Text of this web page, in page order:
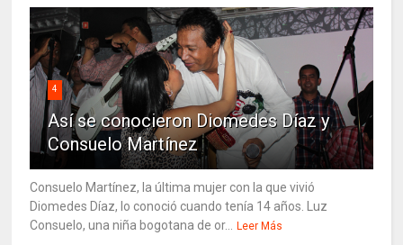
4
Así se conocieron Diomedes Díaz y
Consuelo Martínez
Consuelo Martínez, la última mujer con la que vivió
Diomedes Díaz, lo conoció cuando tenía 14 años. Luz
Consuelo, una niña bogotana de or...
Leer Más